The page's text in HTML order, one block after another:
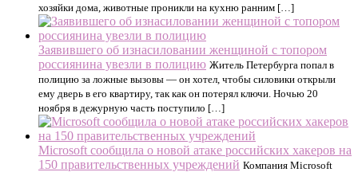
хозяйки дома, животные проникли на кухню ранним […]
Заявившего об изнасиловании женщиной с топором
россиянина увезли в полицию Житель Петербурга попал в
полицию за ложные вызовы — он хотел, чтобы силовики открыли
ему дверь в его квартиру, так как он потерял ключи. Ночью 20
ноября в дежурную часть поступило […]
Microsoft сообщила о новой атаке российских хакеров на
150 правительственных учреждений Компания Microsoft